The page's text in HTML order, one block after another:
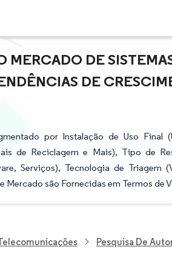
MERCADO DE
DE
por Instalação de Uso Final
de Reciclagem e Mais), Tipo de
Serviços), Tecnologia de Triagem
são Fornecidas em Termos de
Pesquisa De